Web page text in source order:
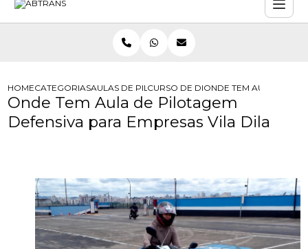
HOMECATEGORIASAULAS DE PILOTAGEM PARA EMPRESAS
CURSO DE DIRECAO DE MOTO PARA
ONDE TEM AULA DE
Onde Tem Aula de Pilotagem
Defensiva para Empresas Vila Dila